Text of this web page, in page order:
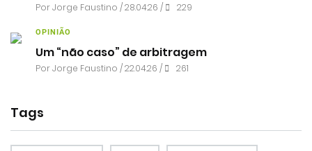
PorJorge Faustino / 28.04.26 / 229
OPINIÃO
Um “não caso” de arbitragem
PorJorge Faustino / 22.04.26 / 261
Tags